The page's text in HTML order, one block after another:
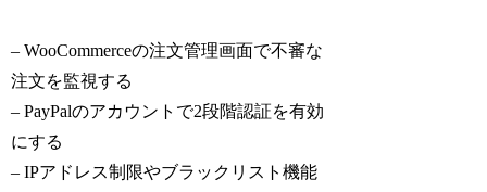
– WooCommerceの注文管理画面で不審な
注文を監視する
– PayPalのアカウントで2段階認証を有効
にする
– IPアドレス制限やブラックリスト機能